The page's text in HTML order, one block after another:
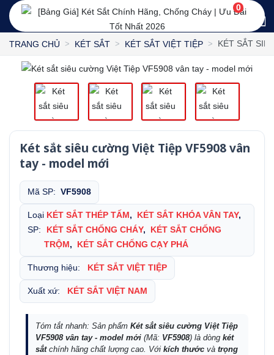
0
TRANG CHỦ KÉT SẮT KÉT SẮT VIỆT TIỆP KÉT SẮT
Két sắt siêu cường Việt Tiệp VF5908 vân
tay - model mới
Mã SP: VF5908
Loại
SP:
KÉT SẮT THÉP TẤM , KÉT SẮT KHÓA VÂN TAY,
KÉT SẮT CHỐNG CHÁY,
KÉT SẮT CHỐNG
TRỘM , KÉT SẮT CHỐNG CẠY PHÁ
Thương hiệu: KÉT SẮT VIỆT TIỆP
Xuất xứ: KÉT SẮT VIỆT NAM
Tóm tắt nhanh: Sản phẩm Két sắt siêu cường Việt Tiệp
VF5908 vân tay - model mới (Mã: VF5908) là dòng két
sắtchính hãng chất lượng cao. Với kích thước và trọng